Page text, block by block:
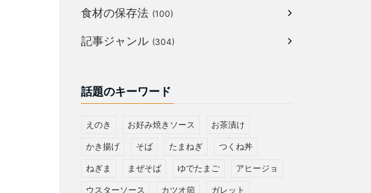
食材の保存法 (100)
記事ジャンル (304)
話題のキーワード
えのき お好み焼きソース お茶漬け
かき揚げ そば たまねぎ つくね丼
ねぎま まぜそば ゆでたまご アヒージョ
ウスターソース カツオ節 ガレット